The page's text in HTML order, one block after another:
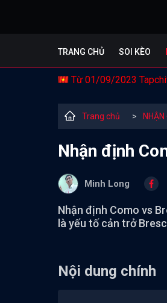
TRANG CHỦ SOI KÈO
Từ 01/09/2023
Trang chủ >
Nhận định
Minh Long
Nhận định Como vs
là yếu tố cản trở
Nội dung chính